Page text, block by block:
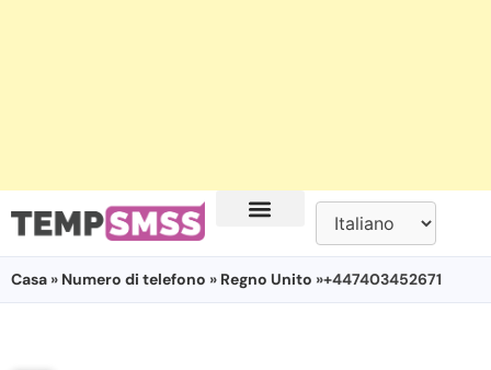
Casa » Numero di telefono » Regno Unito »+447403452671